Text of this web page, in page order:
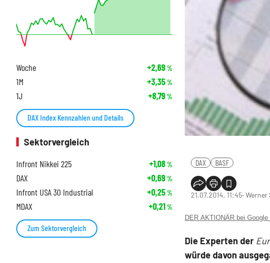
DAX BASF
21.07.2014, 11:45‧
DER AKTIONÄR bei Google
Die Experten der
würde davon
Woche +2,69%
1M +3,35%
1J +8,79%
DAX Index Kennzahlen und Details
Sektorvergleich
Infront Nikkei 225
+1,08%
DAX +0,69%
Infront USA 30 Industrial +0,25%
MDAX +0,21%
Zum Sektorvergleich